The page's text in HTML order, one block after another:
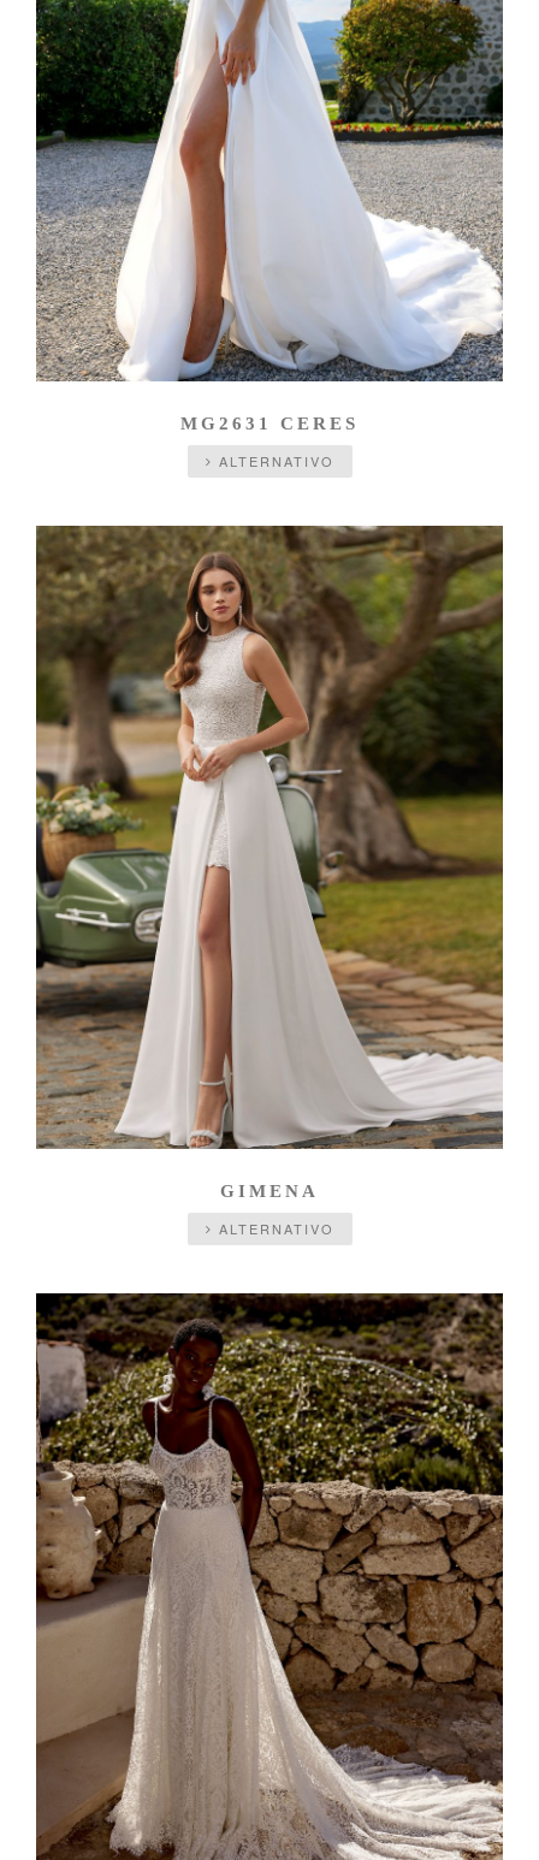
MG2631 CERES
ALTERNATIVO
GIMENA
ALTERNATIVO